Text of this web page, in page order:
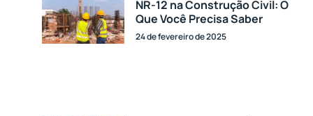
NR-12 na Construção Civil: O
Que Você Precisa Saber
24 de fevereiro de 2025